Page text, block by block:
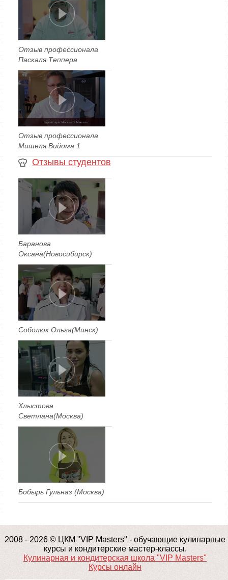
Отзыв профессионала
Паскаля Теппера
Отзыв профессионала
Мишеля Вийома 1
Отзывы студентов
Баранова
Оксана(Новосибирск)
Соболюк Ольга(Минск)
Хлыстова
Светлана(Москва)
Бобырь Гульназ (Москва)
2008 - 2026 © ЦКМ "VIP Masters" - обучающие кулинарные
курсы и кондитерские мастер-классы.
Кулинарная и кондитерская школа "VIP Masters"
Курсы онлайн